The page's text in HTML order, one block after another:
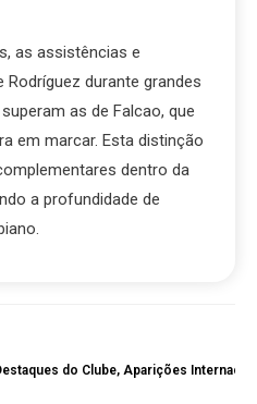
as assistências e
durante grandes
as de Falcao, que
em marcar. Esta distinção
dentro da
a profundidade de
do Clube, Aparições